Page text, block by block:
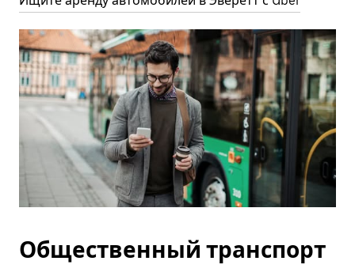
Общественный транспорт